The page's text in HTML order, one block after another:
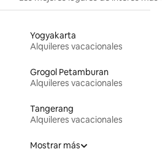
Yogyakarta
Alquileres vacacionales
Grogol Petamburan
Alquileres vacacionales
Tangerang
Alquileres vacacionales
Mostrar más